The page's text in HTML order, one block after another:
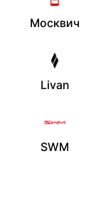
Москвич
Livan
SWM